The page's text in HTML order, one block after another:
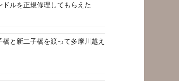
ドルを正規修理してもらえた
橋と新二子橋を渡って多摩川越え